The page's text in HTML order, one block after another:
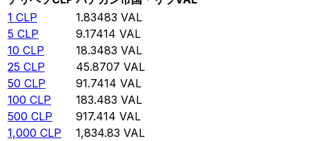
1 CLP 1.83483 VAL
5 CLP 9.17414 VAL
10 CLP 18.3483 VAL
25 CLP 45.8707 VAL
50 CLP 91.7414 VAL
100 CLP 183.483 VAL
500 CLP 917.414 VAL
1,000 CLP 1,834.83 VAL